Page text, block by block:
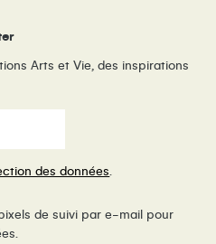
Arts et Vie, des inspirations
des données.
de suivi par e-mail pour